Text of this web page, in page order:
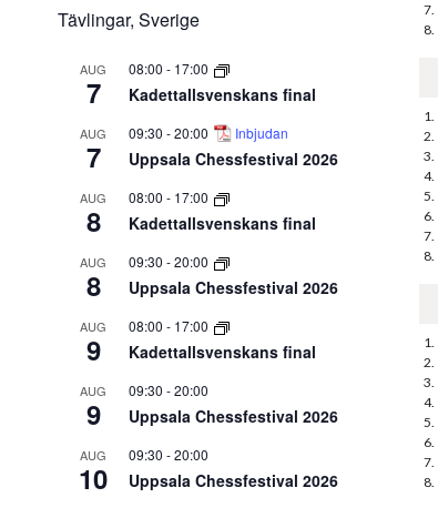
Tävlingar, Sverige
AUG
7
08:00 - 17:00
Kadettallsvenskans final
AUG
7
09:30 -20:00 Inbjudan
Uppsala Chessfestival 2026
AUG
8
08:00 - 17:00
Kadettallsvenskans final
AUG
8
09:30 -20:00
Uppsala Chessfestival 2026
AUG
9
08:00 - 17:00
Kadettallsvenskans final
AUG
9
09:30 -20:00
Uppsala Chessfestival 2026
AUG
10
09:30 -20:00
Uppsala Chessfestival 2026
7.
8.
1.
2.
3.
4.
5.
6.
7.
8.
1.
2.
3.
4.
5.
6.
7.
8.